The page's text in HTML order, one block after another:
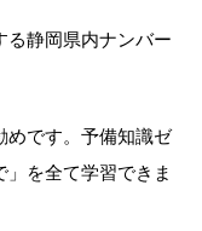
る静岡県内ナンバー
めです。予備知識ゼ
を全て学習できま